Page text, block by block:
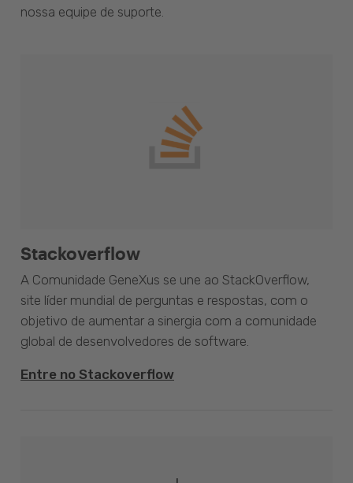
nossa equipe de suporte.
Stackoverflow
A Comunidade GeneXus se une ao StackOverflow,
site líder mundial de perguntas e respostas, com o
objetivo de aumentar a sinergia com a comunidade
global de desenvolvedores de software.
Entre no Stackoverflow